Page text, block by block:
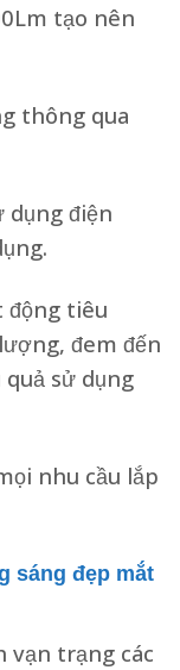
tạo nên
thông qua
dụng điện
động tiêu
đem đến
sử dụng
nhu cầu lắp
sáng đẹp mắt
vạn trạng các